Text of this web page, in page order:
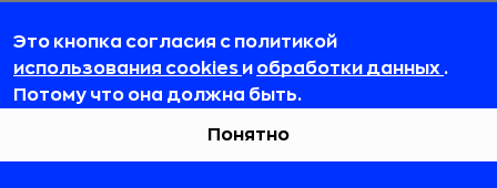
Это кнопка согласия с политикой
использования cookies и обработки данных .
Потому что она должна быть.
Понятно